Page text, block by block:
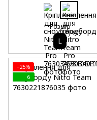
Розмір
L
−25%
6